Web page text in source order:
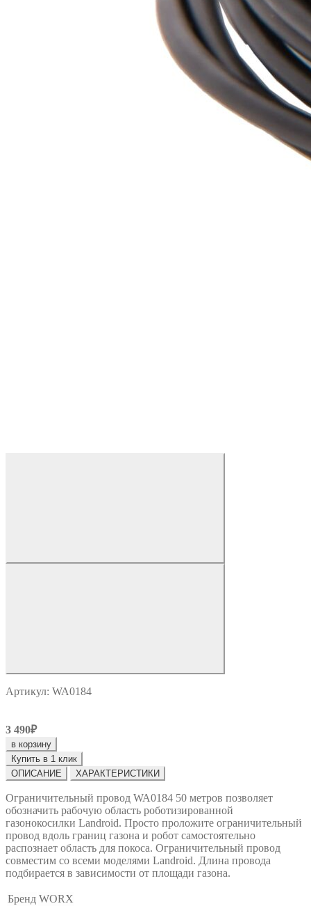
Артикул: WA0184
3 490₽
в корзину
Купить в 1 клик
ОПИСАНИЕ
ХАРАКТЕРИСТИКИ
Ограничительный провод WA0184 50 метров позволяет
обозначить рабочую область роботизированной
газонокосилки Landroid. Просто проложите ограничительный
провод вдоль границ газона и робот самостоятельно
распознает область для покоса. Ограничительный провод
совместим со всеми моделями Landroid. Длина провода
подбирается в зависимости от площади газона.
Бренд WORX